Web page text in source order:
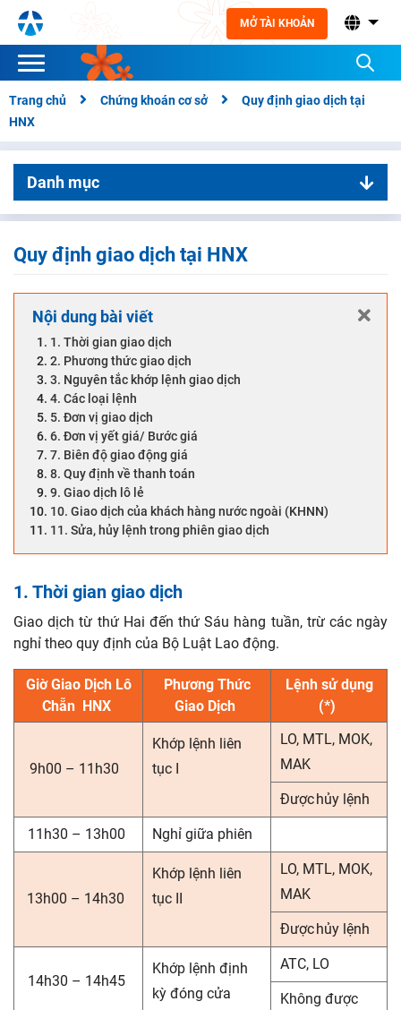
MỞ TÀI KHOẢN
Trang chủ Chứng khoán cơ sở
Quy định giao dịch tại
HNX
Danh mục
01. Chứng khoán cơ sở
Tổng quan thị trường chứng khoán
Cổ phiếu
Quy định giao dịch tại HSX
Quy định giao dịch tại HNX
Quy định giao dịch tại UPCOM
Quy định giao dịch tại HNX
Nội dung bài viết
1. Thời gian giao dịch
2. Phương thức giao dịch
3. Nguyên tắc khớp lệnh giao dịch
4. Các loại lệnh
5. Đơn vị giao dịch
6. Đơn vị yết giá/ Bước giá
7. Biên độ giao động giá
8. Quy định về thanh toán
9. Giao dịch lô lẻ
10. Giao dịch của khách hàng nước ngoài (KHNN)
11. Sửa, hủy lệnh trong phiên giao dịch
1. Thời gian giao dịch
Giao dịch từ thứ Hai đến thứ Sáu hàng tuần, trừ các ngày
nghỉ theo quy định của Bộ Luật Lao động.
Giờ Giao Dịch Lô
Chẵn HNX
Phương Thức
Giao Dịch
Lệnh sử dụng
(*)
9h00 – 11h30
Khớp lệnh liên
tục I
LO, MTL, MOK,
MAK
Được hủy lệnh
11h30 – 13h00 Nghỉ giữa phiên
13h00 – 14h30
Khớp lệnh liên
tục II
LO, MTL, MOK,
MAK
Được hủy lệnh
14h30 – 14h45
Khớp lệnh định
kỳ đóng cửa
ATC, LO
Không được